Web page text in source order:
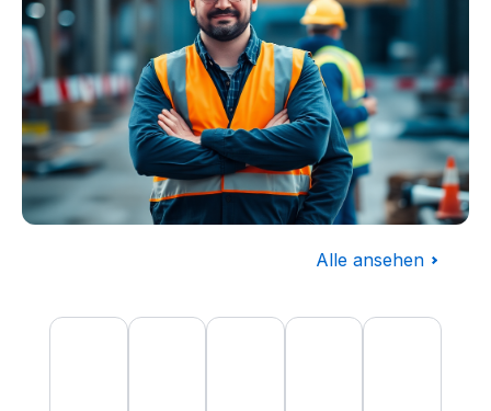
Alle ansehen
Produktgalerie überspringen